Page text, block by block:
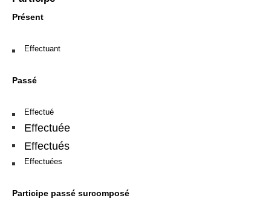
Présent
Effectuant
Passé
Effectué
Effectuée
Effectués
Effectuées
Participe passé surcomposé